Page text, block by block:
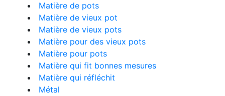
Matière de pots
Matière de vieux pot
Matière de vieux pots
Matière pour des vieux pots
Matière pour pots
Matière qui fit bonnes mesures
Matière qui réfléchit
Métal